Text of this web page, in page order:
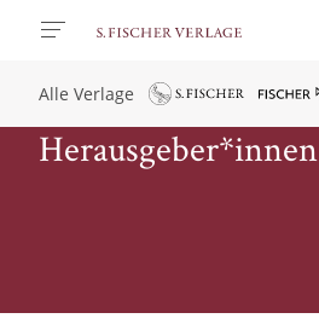
Alle Verlage
Herausgeber*innen